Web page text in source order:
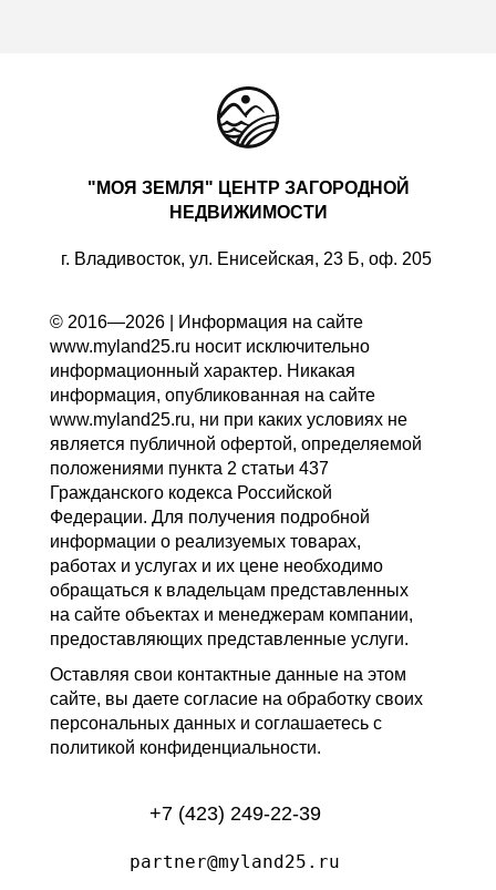
"МОЯ ЗЕМЛЯ" ЦЕНТР ЗАГОРОДНОЙ
НЕДВИЖИМОСТИ
г. Владивосток, ул. Енисейская, 23 Б, оф. 205
© 2016—2026 | Информация на сайте
www.myland25.ru носит исключительно
информационный характер. Никакая
информация, опубликованная на сайте
www.myland25.ru, ни при каких условиях не
является публичной офертой, определяемой
положениями пункта 2 статьи 437
Гражданского кодекса Российской
Федерации. Для получения подробной
информации о реализуемых товарах,
работах и услугах и их цене необходимо
обращаться к владельцам представленных
на сайте объектах и менеджерам компании,
предоставляющих представленные услуги.
Оставляя свои контактные данные на этом
сайте, вы даете согласие на обработку своих
персональных данных и соглашаетесь с
политикой конфиденциальности.
+7 (423) 249-22-39
partner@myland25.ru